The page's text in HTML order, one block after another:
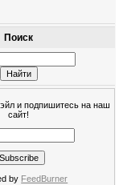
Поиск
и подпишитесь на наш
сайт!
by FeedBurner